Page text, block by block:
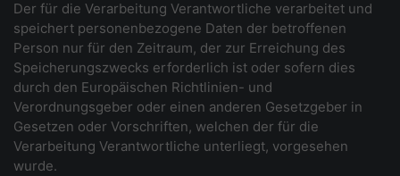
Der für die Verarbeitung Verantwortliche verarbeitet und
speichert personenbezogene Daten der betroffenen
Person nur für den Zeitraum, der zur Erreichung des
Speicherungszwecks erforderlich ist oder sofern dies
durch den Europäischen Richtlinien- und
Verordnungsgeber oder einen anderen Gesetzgeber in
Gesetzen oder Vorschriften, welchen der für die
Verarbeitung Verantwortliche unterliegt, vorgesehen
wurde.